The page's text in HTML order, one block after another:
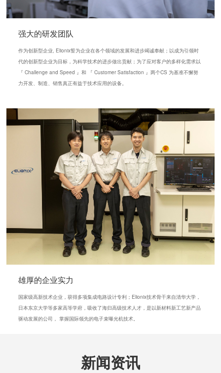
强大的研发团队
作为创新型企业, Elionix誓为企业在各个领域的发展和进步竭诚奉献；以成为引领时
代的创新型企业为目标，为科学技术的进步做出贡献；为了应对客户的多样化需求以
『 Challenge and Speed 』和 『 Customer Satisfaction 』两个CS 为基准不懈努
力开发、制造、销售真正有益于技术应用的设备。
雄厚的企业实力
国家级高新技术企业，获得多项集成电路设计专利；Elionix技术骨干来自清华大学，
日本东京大学等多家高等学府，吸收了海归高级技术人才，是以新材料新工艺新产品
驱动发展的公司， 掌握国际领先的电子束曝光机技术。
新闻资讯